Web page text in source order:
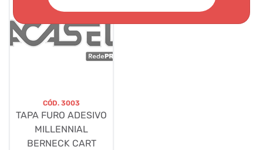
CÓD. 3003
TAPA FURO ADESIVO
MILLENNIAL
BERNECK CART